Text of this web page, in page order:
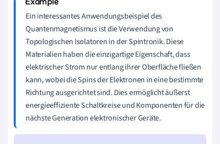
Ein interessantes Anwendungsbeispiel des
Quantenmagnetismus ist die Verwendung von
Topologischen Isolatoren in der Spintronik. Diese
Materialien haben die einzigartige Eigenschaft, dass
elektrischer Strom nur entlang ihrer Oberfläche fließen
kann, wobei die Spins der Elektronen in eine bestimmte
Richtung ausgerichtet sind. Dies ermöglicht äußerst
energieeffiziente Schaltkreise und Komponenten für die
nächste Generation elektronischer Geräte.